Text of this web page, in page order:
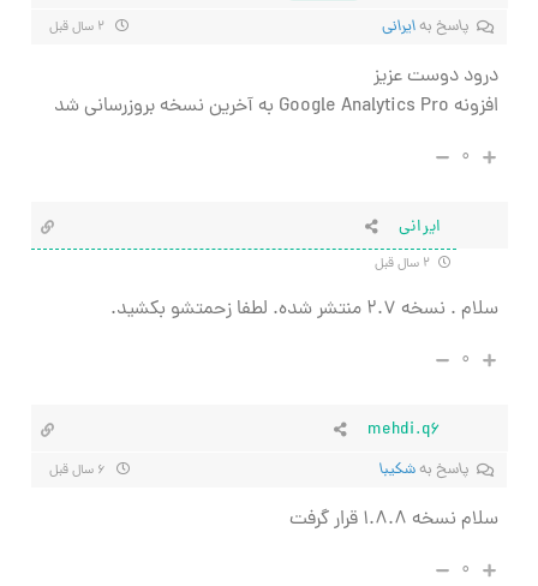
پاسخ بهایرانی
درود دوست عزیز
افزونه Google Analytics Pro به آخرین نسخه بروزرسانی شد
۰
ایرانی
سلام . نسخه ۲.۷ منتشر شده. لطفا زحمتشو بکشید.
۰
mehdi.q6
پاسخ بهشکیبا
سلام نسخه ۱.۸.۸ قرار گرفت
۰